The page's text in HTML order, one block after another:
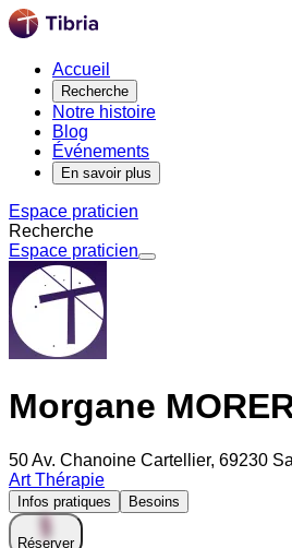
Accueil
Recherche
Notre histoire
Blog
Événements
En savoir plus
Espace praticien
Recherche
Espace praticien
Morgane
50 Av. Chanoine Cartellier, 69230
Art Thérapie
Infos pratiques Besoins
Réserver